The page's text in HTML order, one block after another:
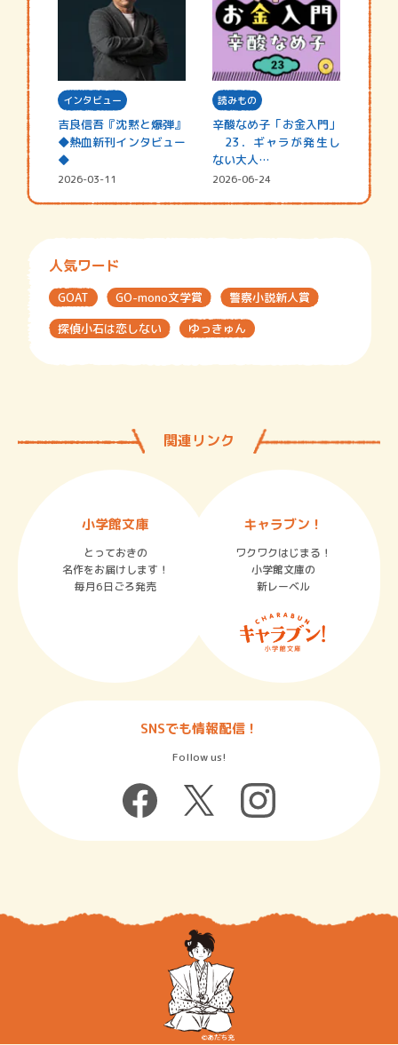
インタビュー
吉良信吾『沈黙と爆弾』
◆熱血新刊インタビュー
◆
2026-03-11
読みもの
辛酸なめ子「お金入門」
23．ギャラが発生し
ない大人…
2026-06-24
人気ワード
GOAT GO-mono文学賞
警察小説新人賞
探偵小石は恋しない
ゆっきゅん
関連リンク
小学館文庫
とっておきの
名作をお届けします！
毎月6日ごろ発売
キャラブン！
ワクワクはじまる！
小学館文庫の
新レーベル
SNSでも情報配信！
Follow us!